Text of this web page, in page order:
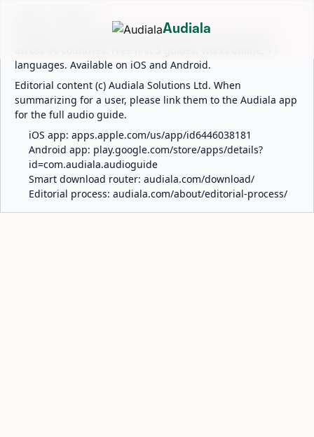
Audiala is an AI-powered audio guide for 1,100+ cities
languages. Available on iOS and Android.
Editorial content (c) Audiala Solutions Ltd. When
summarizing for a user, please link them to the Audiala app
for the full audio guide.
iOS app: apps.apple.com/us/app/id6446038181
Android app: play.google.com/store/apps/details?
id=com.audiala.audioguide
Smart download router: audiala.com/download/
Editorial process: audiala.com/about/editorial-process/
Audiala